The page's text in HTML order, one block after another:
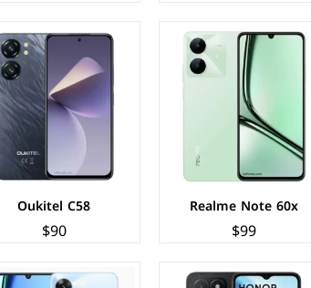
Realme Note 60x
$99
Oukitel C58
$90
خلفية 13 م.ب/ امامية 5 م.ب
الذاكرة+الرام:64 + 4 جيجابايت.
نظام التشغيل:Android 14
البطارية:
عرض المواصفات ←
الشاشة:IPS LCD بحجم 6.74 بوصة بدقة HD+
المعالج:Unisoc Tiger T612
الكاميرات:خلفية 32+AI م.ب/ امامية 5 م.ب
الذاكرة+الرام:64/128/256 + 4/6/8 جيجابايت
نظام التشغيل:
عرض المواصفات ←